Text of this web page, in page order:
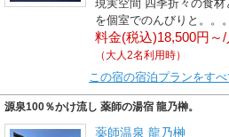
現実空間 四季折々の食
を個室でのんびりと。。。
料金(税込)18,500円～/
（大人2名利用時）
この宿の宿泊プランをすべ
源泉100％かけ流し 薬師の湯宿 龍乃榊。
薬師温泉 龍乃榊